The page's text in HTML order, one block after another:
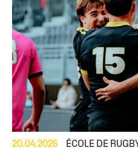
20.04.2026 ÉCOLE DE